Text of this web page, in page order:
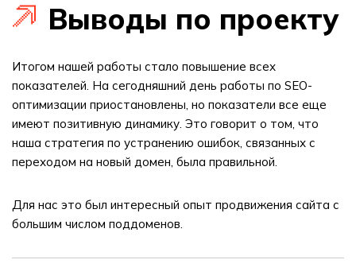
Выводы по проекту
Итогом нашей работы стало повышение всех
показателей. На сегодняшний день работы по SEO-
оптимизации приостановлены, но показатели все еще
имеют позитивную динамику. Это говорит о том, что
наша стратегия по устранению ошибок, связанных с
переходом на новый домен, была правильной.
Для нас это был интересный опыт продвижения сайта с
большим числом поддоменов.